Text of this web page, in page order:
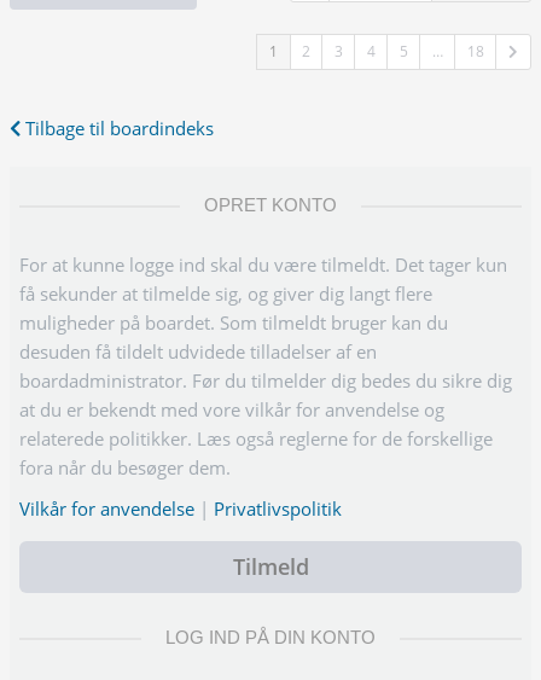
1 2 3 4 5 … 18
Tilbage til boardindeks
OPRET KONTO
For at kunne logge ind skal du være tilmeldt. Det tager kun
få sekunder at tilmelde sig, og giver dig langt flere
muligheder på boardet. Som tilmeldt bruger kan du
desuden få tildelt udvidede tilladelser af en
boardadministrator. Før du tilmelder dig bedes du sikre dig
at du er bekendt med vore vilkår for anvendelse og
relaterede politikker. Læs også reglerne for de forskellige
fora når du besøger dem.
Vilkår for anvendelse | Privatlivspolitik
Tilmeld
LOG IND PÅ DIN KONTO